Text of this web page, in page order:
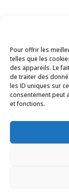
Pour offrir les
telles que les
des appareils. Le
de traiter des
les ID uniques sur
consentement peut
et fonctions.